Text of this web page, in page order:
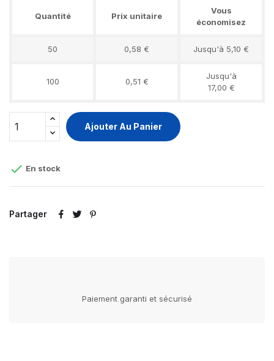
Quantité Prix unitaire
Vous
économisez
50 0,58 € Jusqu'à 5,10 €
100 0,51 €
Jusqu'à
17,00 €
Ajouter Au Panier
 En stock
Partager
Paiement garanti et sécurisé